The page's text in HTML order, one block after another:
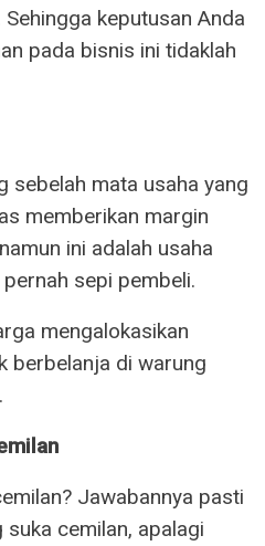
keputusan Anda
pada bisnis ini tidaklah
sebelah mata usaha yang
memberikan margin
ini adalah usaha
sepi pembeli.
mengalokasikan
berbelanja di warung
Jawabannya pasti
cemilan, apalagi